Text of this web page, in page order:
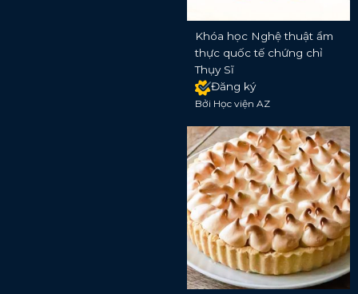
Khóa học Nghệ thuật ẩm
thực quốc tế chứng chỉ
Thụy Sĩ
Đăng ký
Bởi Học viện AZ